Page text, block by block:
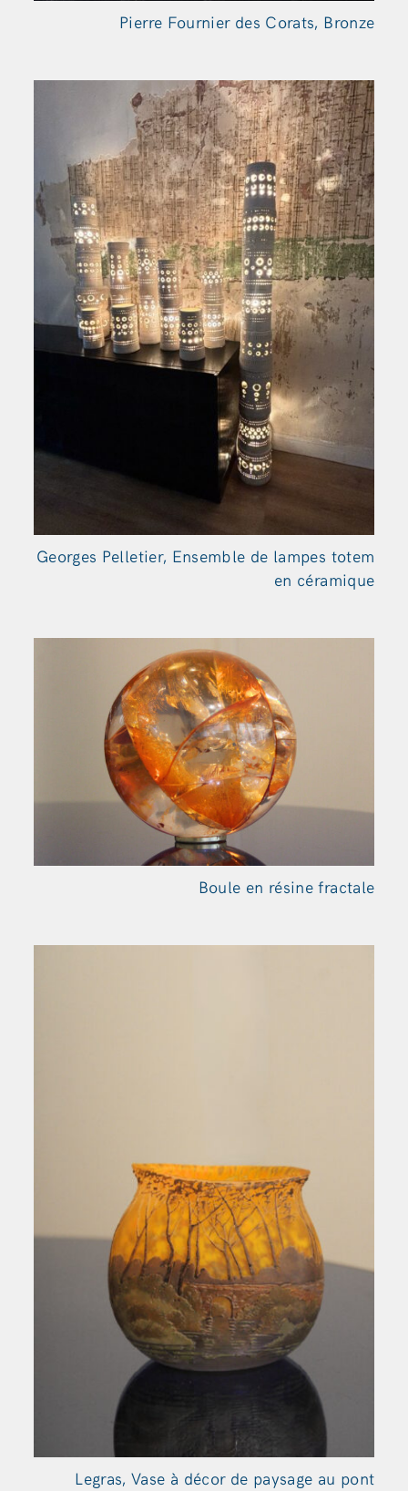
Pierre Fournier des Corats, Bronze
Georges Pelletier, Ensemble de lampes totem
en céramique
Boule en résine fractale
Legras, Vase à décor de paysage au pont